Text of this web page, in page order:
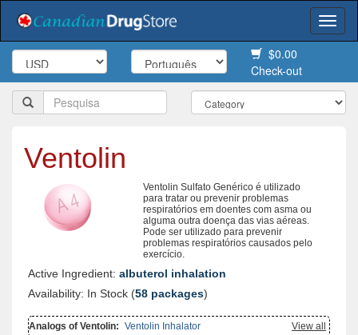
$0.00
Check-out
Ventolin
Ventolin Sulfato Genérico é utilizado
para tratar ou prevenir problemas
respiratórios em doentes com asma ou
alguma outra doença das vias aéreas.
Pode ser utilizado para prevenir
problemas respiratórios causados pelo
exercício.
Active Ingredient: albuterol inhalation
Availability: In Stock (58 packages)
View all
Analogs of Ventolin: Ventolin Inhalator